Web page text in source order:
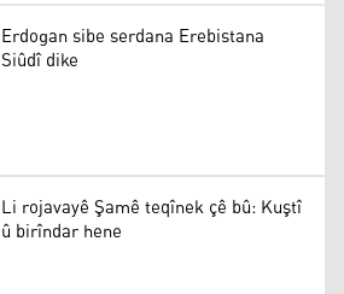
Erdogan sibe serdana Erebistana
Siûdî dike
Li rojavayê Şamê teqînek çê bû: Kuştî
û birîndar hene